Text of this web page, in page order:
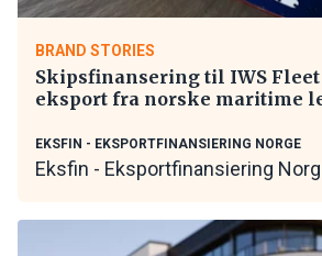
BRAND STORIES
Skipsfinansering til IWS
eksport fra norske maritime
EKSFIN - EKSPORTFINANSIERING NORGE
Eksfin - Eksportfinansiering